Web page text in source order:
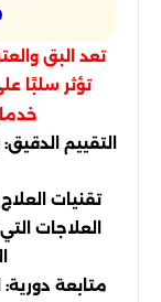
تعد البق
تؤثر سلبًا
التقييم
تقنيات
العلاجات
متابعة